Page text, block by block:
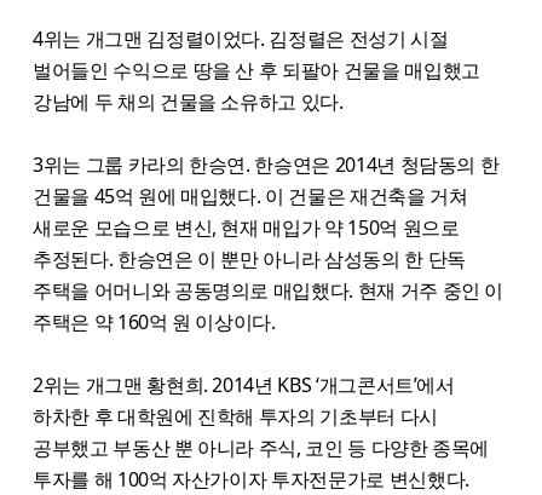
4위는 개그맨 김정렬이었다. 김정렬은 전성기 시절
벌어들인 수익으로 땅을 산 후 되팔아 건물을 매입했고
강남에 두 채의 건물을 소유하고 있다.
3위는 그룹 카라의 한승연. 한승연은 2014년 청담동의 한
건물을 45억 원에 매입했다. 이 건물은 재건축을 거쳐
새로운 모습으로 변신, 현재 매입가 약 150억 원으로
추정된다. 한승연은 이 뿐만 아니라 삼성동의 한 단독
주택을 어머니와 공동명의로 매입했다. 현재 거주 중인 이
주택은 약 160억 원 이상이다.
2위는 개그맨 황현희. 2014년 KBS ‘개그콘서트’에서
하차한 후 대학원에 진학해 투자의 기초부터 다시
공부했고 부동산 뿐 아니라 주식, 코인 등 다양한 종목에
투자를 해 100억 자산가이자 투자전문가로 변신했다.